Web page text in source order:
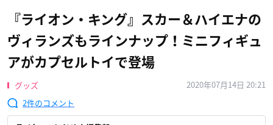
『ライオン・キング』スカー＆ハイエナの
ヴィランズもラインナップ！ミニフィギュ
アがカプセルトイで登場
グッズ
2020年07月14日 20:21
2